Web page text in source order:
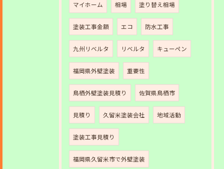
マイホーム 相場 塗り替え相場
塗装工事金額 エコ 防水工事
九州リベルタ リベルタ キューペン
福岡県外壁塗装 重要性
鳥栖外壁塗装見積り 佐賀県鳥栖市
見積り 久留米塗装会社 地域活動
塗装工事見積り
福岡県久留米市で外壁塗装